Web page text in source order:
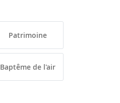
Patrimoine
Baptême de l'air